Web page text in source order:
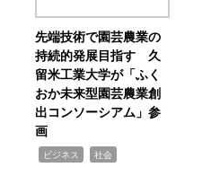
先端技術で園芸農業の
持続的発展目指す 久
留米工業大学が「ふく
おか未来型園芸農業創
出コンソーシアム」参
画
ビジネス 社会